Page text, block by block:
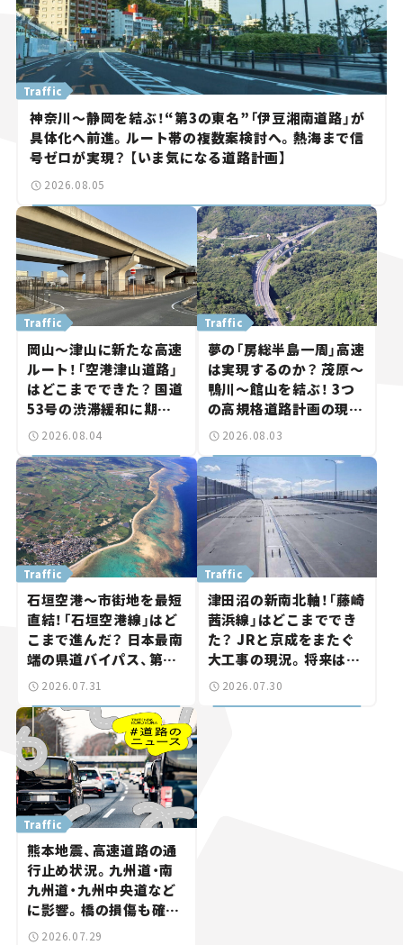
Traffic
神奈川～静岡を結ぶ！“第3の東名”「伊豆湘南道路」が
具体化へ前進。ルート帯の複数案検討へ。熱海まで信
号ゼロが実現？ 【いま気になる道路計画】
2026.08.05
Traffic
岡山～津山に新たな高速
ルート！「空港津山道路」
はどこまでできた？ 国道
53号の渋滞緩和に期待。
岡山市側でも動きが【い
2026.08.04
Traffic
夢の「房総半島一周」高速
は実現するのか？ 茂原～
鴨川～館山を結ぶ！ 3つ
の高規格道路計画の現
状。「館山鴨川道路」で検
路計画】
2026.08.03
Traffic
石垣空港～市街地を最短
直結！「石垣空港線」はど
こまで進んだ？ 日本最南
端の県道バイパス、第2
工区も延伸開通 【いま気
2026.07.31
Traffic
津田沼の新南北軸！「藤崎
茜浜線」はどこまででき
た？ JRと京成をまたぐ
大工事の現況。将来は
「習志野～鎌ケ谷」を最短
2026.07.30
Traffic
熊本地震、高速道路の通
行止め状況。九州道・南
九州道・九州中央道など
に影響。橋の損傷も確認
【道路のニュース】
2026.07.29